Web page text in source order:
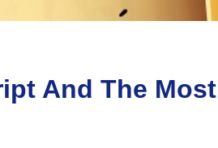
And The